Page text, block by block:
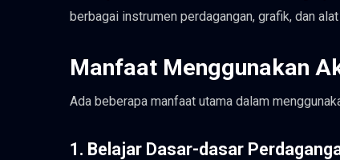
berbagai instrumen perdagangan, grafik, dan
Manfaat Menggunakan
Ada beberapa manfaat utama dalam
1. Belajar Dasar-dasar